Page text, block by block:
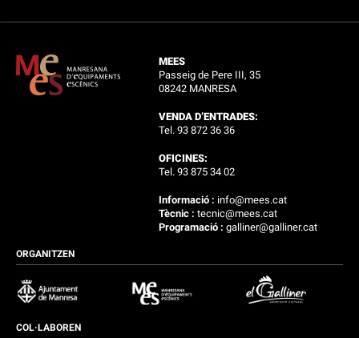
MEES
Passeig de Pere III, 35
08242 MANRESA
VENDA D’ENTRADES:
Tel. 93 872 36 36
OFICINES:
Tel. 93 875 34 02
Informació : info@mees.cat
Tècnic :tecnic@mees.cat
Programació :galliner@galliner.cat
ORGANITZEN
COL·LABOREN